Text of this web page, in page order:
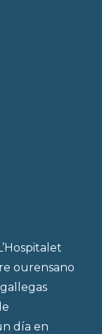
ourensano
día en